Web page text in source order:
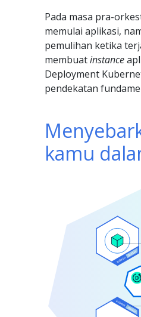
Pada masa pra-
memulai aplikasi,
pemulihan ketika
membuatinstance
Deployment
pendekatan
kamu